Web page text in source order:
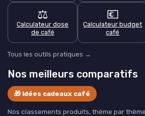
⚖️
Calculateur dose
de café
💶
Calculateur budget
café
Tous les outils pratiques →
Nos meilleurs comparatifs
🎁 Idées cadeaux café
Nos classements produits, thème par